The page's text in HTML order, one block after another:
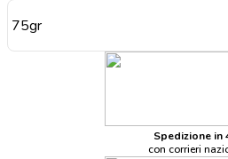
Spedizione in
con corrieri